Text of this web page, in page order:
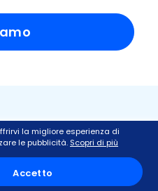
le Ripetizioni di
la migliore esperienza di
le pubblicità. Scopri di più
Accetto